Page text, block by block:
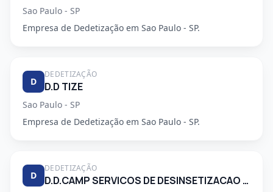
Sao Paulo - SP
Empresa de Dedetização em Sao Paulo - SP.
D
DEDETIZAÇÃO
D.D TIZE
Sao Paulo - SP
Empresa de Dedetização em Sao Paulo - SP.
D
DEDETIZAÇÃO
D.D.CAMP SERVICOS DE DESINSETIZACAO LTDA.